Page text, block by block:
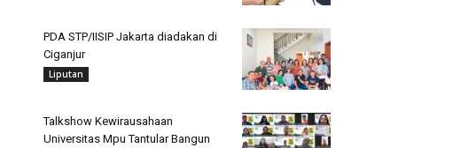
PDA STP/IISIP Jakarta diadakan di
Ciganjur
Liputan
Talkshow Kewirausahaan
Universitas Mpu Tantular Bangun